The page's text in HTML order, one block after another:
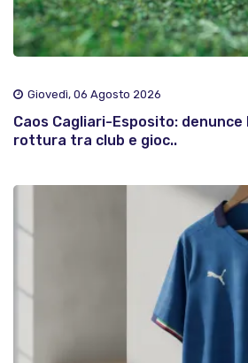
Giovedì, 06 Agosto 2026
Caos Cagliari-Esposito: denunce
rottura tra club e gioc..